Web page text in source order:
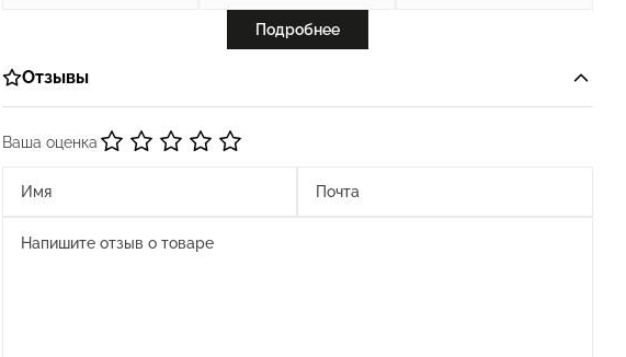
Подробнее
Отзывы
Ваша оценка